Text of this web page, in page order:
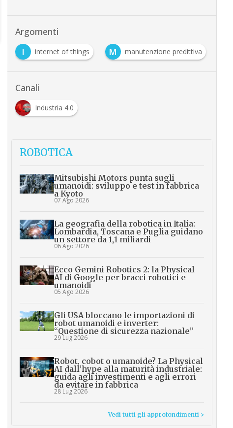
Argomenti
I internet of things M manutenzione predittiva
Canali
Industria 4.0
ROBOTICA
Mitsubishi Motors punta sugli
umanoidi: sviluppo e test in fabbrica
a Kyoto
07 Ago 2026
La geografia della robotica in Italia:
Lombardia, Toscana e Puglia guidano
un settore da 1,1 miliardi
06 Ago 2026
Ecco Gemini Robotics 2: la Physical
AI di Google per bracci robotici e
umanoidi
05 Ago 2026
Gli USA bloccano le importazioni di
robot umanoidi e inverter:
“Questione di sicurezza nazionale”
29 Lug 2026
Robot, cobot o umanoide? La Physical
AI dall’hype alla maturità industriale:
guida agli investimenti e agli errori
da evitare in fabbrica
28 Lug 2026
Vedi tutti gli approfondimenti >